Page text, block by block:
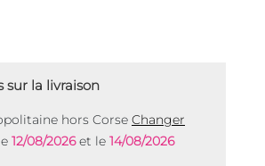
sur la livraison
hors Corse Changer
12/08/2026et le 14/08/2026